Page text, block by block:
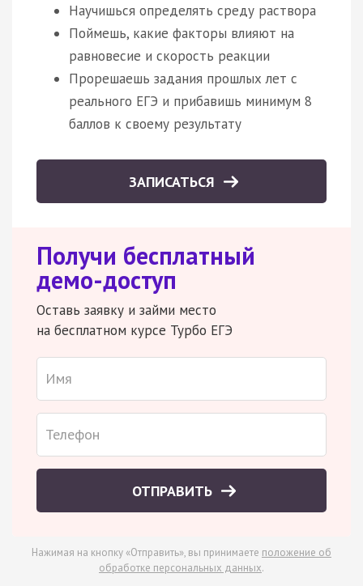
Научишься определять среду раствора
Поймешь, какие факторы влияют на
равновесие и скорость реакции
Прорешаешь задания прошлых лет с
реального ЕГЭ и прибавишь минимум 8
баллов к своему результату
ЗАПИСАТЬСЯ
Получи бесплатный
демо-доступ
Оставь заявку и займи место
на бесплатном курсе Турбо ЕГЭ
ОТПРАВИТЬ
Нажимая на кнопку «Отправить», вы принимаете положение об
обработке персональных данных.